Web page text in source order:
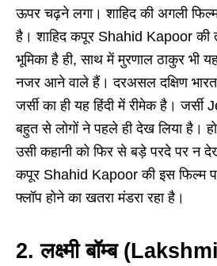
ऊपर चढ़ने लगा। शाहिद की अगली फिल्म
है। शाहिद कपूर Shahid Kapoor की
भूमिका है ही, साथ में मुरणाल ठाकुर भी
नजर आने वाले हैं। दरअसल दक्षिण भारत
जर्सी का ही यह हिंदी में रीमेक है। जर्सी
बहुत से लोगों ने पहले ही देख लिया है। हो
उसी कहानी को फिर से बड़े परदे पर न
कपूर Shahid Kapoor की इस फिल्म
फ्लॉप होने का खतरा मंडरा रहा है।
2. लक्ष्मी बॉम्ब